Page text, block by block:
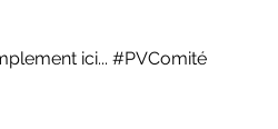
Le PV de la réunion du 3 novembre est en ligne sous le menu "plus/PV" ou simplement ici... #PVComité